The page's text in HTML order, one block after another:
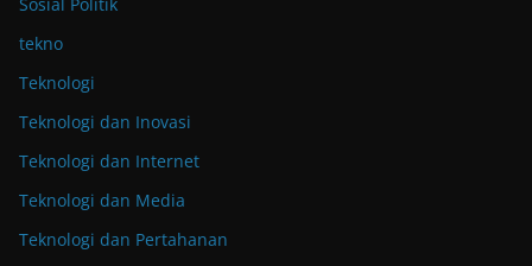
Sosial Politik
tekno
Teknologi
Teknologi dan Inovasi
Teknologi dan Internet
Teknologi dan Media
Teknologi dan Pertahanan